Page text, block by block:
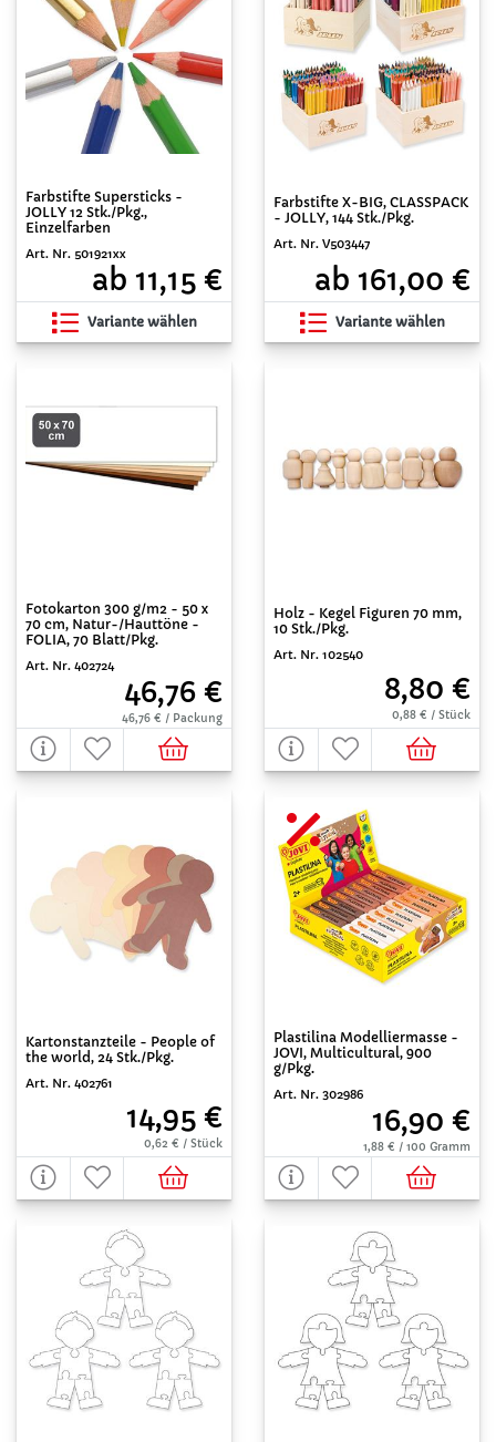
Farbstifte Supersticks -
JOLLY 12 Stk./Pkg.,
Einzelfarben
Art. Nr. 501921xx
ab 11,15 €
Variante wählen
Farbstifte X-BIG, CLASSPACK
- JOLLY, 144 Stk./Pkg.
Art. Nr. V503447
ab 161,00 €
Variante wählen
Fotokarton 300 g/m2 - 50 x
70 cm, Natur-/Hauttöne -
FOLIA, 70 Blatt/Pkg.
Art. Nr. 402724
46,76 €
46,76 € / Packung
Holz - Kegel Figuren 70 mm,
10 Stk./Pkg.
Art. Nr. 102540
8,80 €
0,88 € / Stück
Kartonstanzteile - People of
the world, 24 Stk./Pkg.
Art. Nr. 402761
14,95 €
0,62 € / Stück
Plastilina Modelliermasse -
JOVI, Multicultural, 900
g/Pkg.
Art. Nr. 302986
16,90 €
1,88 € / 100 Gramm